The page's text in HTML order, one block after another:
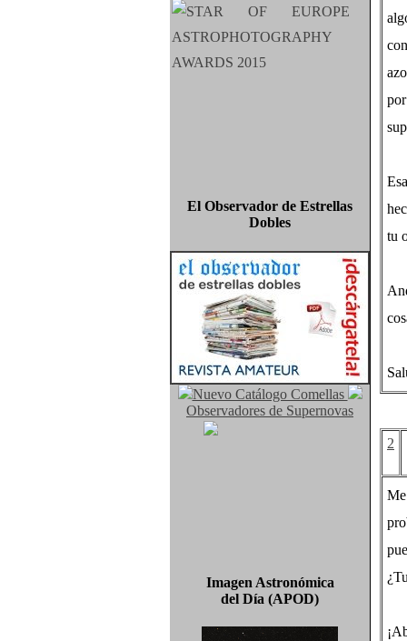
El Observador de Estrellas
Dobles
Nuevo Catálogo Comellas
Observadores de Supernovas
Imagen Astronómica
del Día (APOD)
tu
2